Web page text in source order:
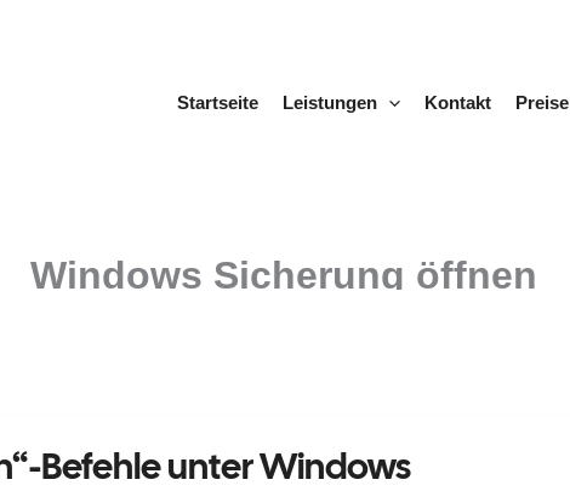
Startseite
Leistungen Kontakt Preise
Windows Sicherung öffnen
Befehle unter Windows